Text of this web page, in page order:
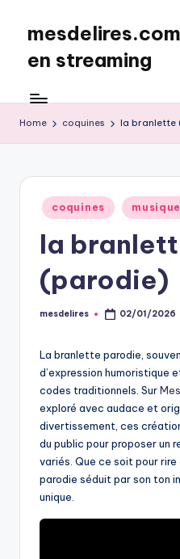
contenten streaming
:
film
et
complet
français
Home coquines la branlette
Posted
in
coquines
la
(parodie)
Posted
mesdelires 02/01/2026
La branlette parodie,
d’expression humoristique
codes traditionnels. Sur
exploré avec audace et
divertissement, ces
du public pour proposer un
variés. Que ce soit pour
parodie séduit par son ton
unique.